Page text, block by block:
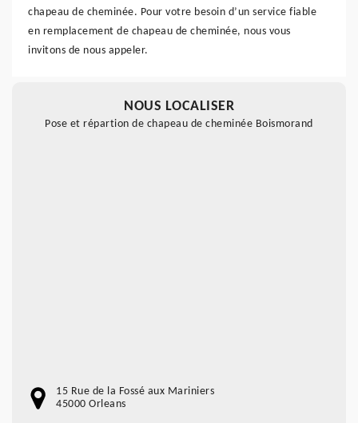
chapeau de cheminée. Pour votre besoin d’un service fiable
en remplacement de chapeau de cheminée, nous vous
invitons de nous appeler.
NOUS LOCALISER
Pose et répartion de chapeau de cheminée Boismorand
15 Rue de la Fossé aux Mariniers
45000 Orleans